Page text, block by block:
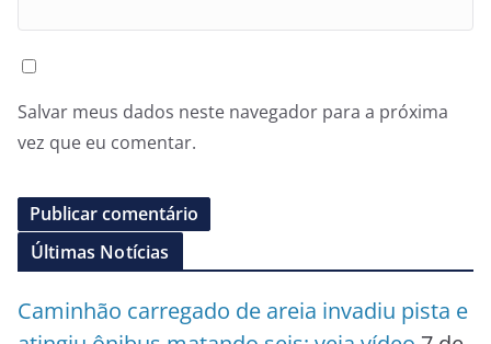
Salvar meus dados neste navegador para a próxima
vez que eu comentar.
Últimas Notícias
Caminhão carregado de areia invadiu pista e